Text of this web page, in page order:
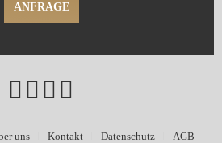
ANFRAGE
uns Kontakt Datenschutz AGB